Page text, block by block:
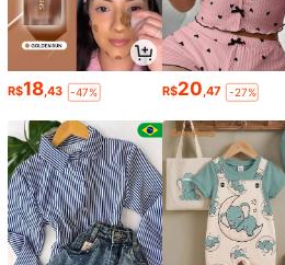
R$18,43 -47% R$20,47 -27%